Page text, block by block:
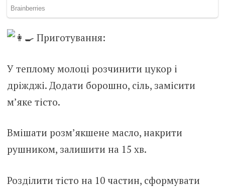
Приготування:
У теплому молоці розчинити цукор і
дріжджі. Додати борошно, сіль, замісити
м’яке тісто.
Вмішати розм’якшене масло, накрити
рушником, залишити на 15 хв.
Розділити тісто на 10 частин, сформувати